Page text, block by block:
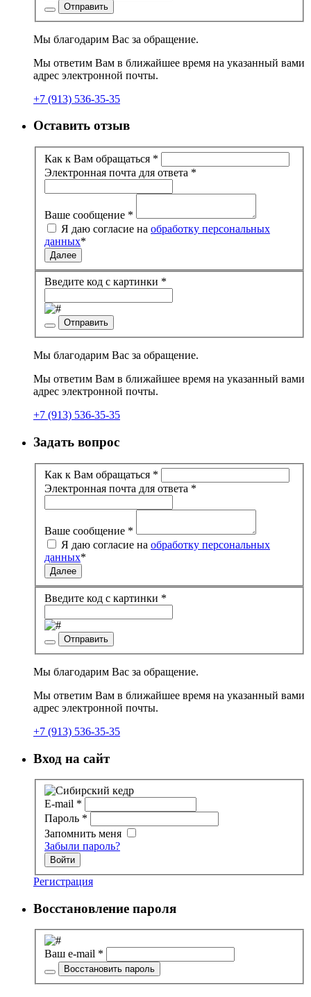
Отправить
Мы благодарим Вас за обращение.
Мы ответим Вам в ближайшее время на указанный вами
адрес электронной почты.
+7 (913) 536-35-35
Оставить отзыв
Как к Вам обращаться *
Электронная почта для ответа *
Ваше сообщение *
Я даю согласие на обработку персональных
данных*
Далее
Введите код с картинки *
Отправить
Мы благодарим Вас за обращение.
Мы ответим Вам в ближайшее время на указанный вами
адрес электронной почты.
+7 (913) 536-35-35
Задать вопрос
Как к Вам обращаться *
Электронная почта для ответа *
Ваше сообщение *
Я даю согласие на обработку персональных
данных*
Далее
Введите код с картинки *
Отправить
Мы благодарим Вас за обращение.
Мы ответим Вам в ближайшее время на указанный вами
адрес электронной почты.
+7 (913) 536-35-35
Вход на сайт
E-mail *
Пароль *
Запомнить меня
Забыли пароль?
Войти
Регистрация
Восстановление пароля
Ваш e-mail *
Восстановить пароль